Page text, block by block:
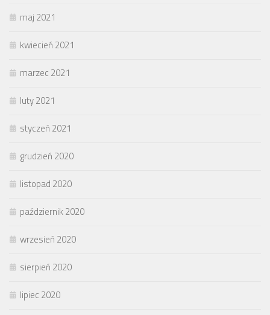
maj 2021
kwiecień 2021
marzec 2021
luty 2021
styczeń 2021
grudzień 2020
listopad 2020
październik 2020
wrzesień 2020
sierpień 2020
lipiec 2020